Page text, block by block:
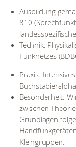
Ausbildung
810
Technik:
Funknetzes
Praxis:
Besonderheit:
zwischen
Grundlagen
Kleingruppen.